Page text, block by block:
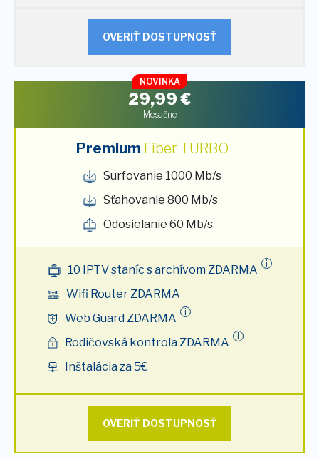
OVERIŤ DOSTUPNOSŤ
NOVINKA
29,99€
Mesačne
Premium Fiber TURBO
Surfovanie 1000 Mb/s
Sťahovanie 800 Mb/s
Odosielanie 60 Mb/s
10 IPTV staníc s archívom ZDARMA i
Wifi Router ZDARMA
Web Guard ZDARMA
i
Rodičovská kontrola ZDARMA i
Inštalácia za 5€
OVERIŤ DOSTUPNOSŤ